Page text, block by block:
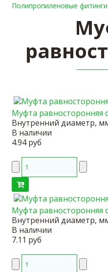
Полипропиленовые фитинги
Муфта равносторонняя
Внутренний диаметр,
В наличии
4.94 руб
Муфта равносторонняя
Внутренний диаметр,
В наличии
7.11 руб